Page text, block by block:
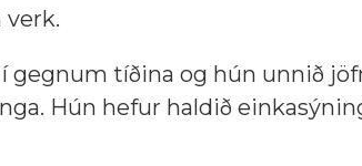
verk.
gegnum tíðina og hún unnið
Hún hefur haldið